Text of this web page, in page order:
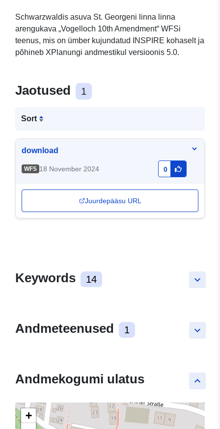
Schwarzwaldis asuva St. Georgeni linna linna
arengukava „Vogelloch 10th Amendment“ WFSi
teenus, mis on ümber kujundatud INSPIRE kohaselt ja
põhineb XPlanungi andmestikul versioonis 5.0.
Jaotused 1
Sort
download
WFS 18 November 2024 0
Juurdepääsu URL
keyboard_arrow_down
Keywords 14
keyboard_arrow_down
Andmeteenused 1
keyboard_arrow_up
Andmekogumi ulatus
+